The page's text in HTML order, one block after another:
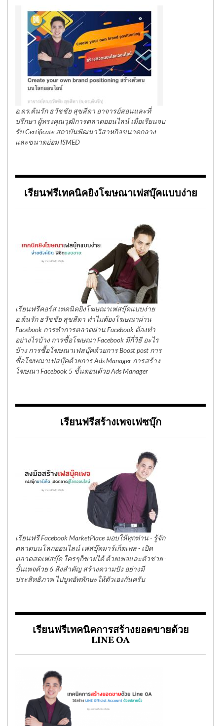
อ.ดร.ต้นรัก ธวัชชัย สุขสีดา อาจารย์สอนและที่
ปรึกษา ผู้ทรงคุณวุฒิการตลาดออนไลน์ เมื่อเรียนจบ
รับ Certificate สถาบันพัฒนาวิสาหกิจขนาดกลาง
และขนาดย่อม ISMED
เรียนฟรีเทคนิคยิงโฆษณาเฟสบุ๊คแบบง่าย
เรียนฟรีคอร์ส เทคนิคยิงโฆษณาเฟสบุ๊คแบบง่าย
อ.ต้นรัก ธวัชชัย สุขสีดา ทำไมต้องโฆษณาผ่าน
Facebook การทำการตลาดผ่าน Facebook ต้องทำ
อย่างไรบ้าง การซื้อโฆษณา Facebook มีกี่วิธี อะไร
บ้าง การซื้อโฆษณาเฟสบุ๊คด้วยการ Boost post การ
ซื้อโฆษณาเฟสบุ๊คด้วยการ Ads Manager การสร้าง
โฆษณา Facebook 5 ขั้นตอนด้วย Ads Manager
เรียนฟรีสร้างเพจเฟซบุ๊ก
เรียนฟรี Facebook MarketPlace มอบให้ทุกท่าน - รู้จัก
ตลาดบนโลกออนไลน์ เฟสบุ๊คมาร์เก็ตเพล - เปิด
ตลาดสดเฟสบุ๊ค ใครๆก็ขายได้ ด้วยเพจและตัวช่วย -
ปั้นเพจด้วย 6 สิ่งสำคัญ สร้างความปัง อย่างมี
ประสิทธิภาพ ไปบูทอัพทักษะให้ตัวเองกันครับ
เรียนฟรีเทคนิคการสร้างยอดขายด้วย
LINE OA